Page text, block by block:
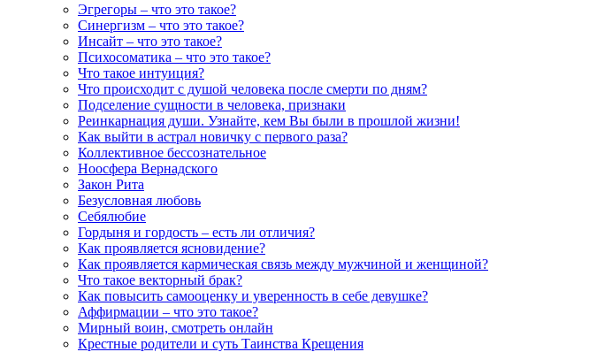
Эгрегоры – что это такое?
Синергизм – что это такое?
Инсайт – что это такое?
Психосоматика – что это такое?
Что такое интуиция?
Что происходит с душой человека после смерти по дням?
Подселение сущности в человека, признаки
Реинкарнация души. Узнайте, кем Вы были в прошлой жизни!
Как выйти в астрал новичку с первого раза?
Коллективное бессознательное
Ноосфера Вернадского
Закон Рита
Безусловная любовь
Себялюбие
Гордыня и гордость – есть ли отличия?
Как проявляется ясновидение?
Как проявляется кармическая связь между мужчиной и женщиной?
Что такое векторный брак?
Как повысить самооценку и уверенность в себе девушке?
Аффирмации – что это такое?
Мирный воин, смотреть онлайн
Крестные родители и суть Таинства Крещения